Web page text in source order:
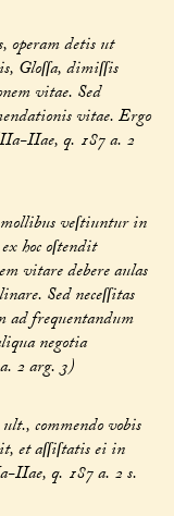
operam detis ut
Gloſſa, dimiſſis
vitae. Sed
vitae. Ergo
IIae, q. 187 a. 2
veſtiuntur in
hoc oſtendit
vitare debere aulas
Sed neceſſitas
ad frequentandum
negotia
2 arg. 3)
commendo vobis
et aſſiſtatis ei in
IIae, q. 187 a. 2 s.